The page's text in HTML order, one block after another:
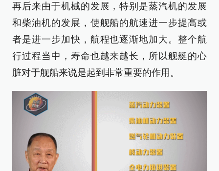
再后来由于机械的发展，特别是蒸汽机的发展
和柴油机的发展，使舰船的航速进一步提高或
者是进一步加快，航程也逐渐地加大。整个航
行过程当中，寿命也越来越长，所以舰艇的心
脏对于舰船来说是起到非常重要的作用。